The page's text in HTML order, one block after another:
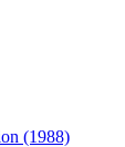
(1988)